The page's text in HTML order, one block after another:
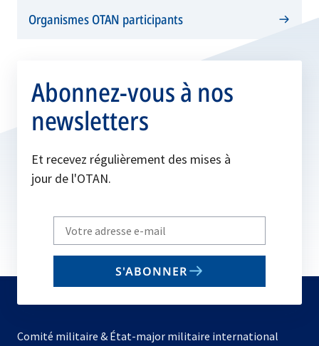
Organismes OTAN participants
Abonnez-vous à nos
newsletters
Et recevez régulièrement des mises à
jour de l'OTAN.
Write
your
email
S'ABONNER
Comité militaire & État-major militaire international